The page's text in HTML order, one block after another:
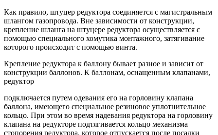
Как правило, штуцер редуктора соединяется с магистральным
шлангом газопровода. Вне зависимости от конструкции,
крепление шланга на штуцере редуктора осуществляется с
помощью специального хомутика монтажного, затягивание
которого происходит с помощью винта.
Крепление редуктора к баллону бывает разное и зависит от
конструкции баллонов. К баллонам, оснащенным клапанами,
редуктор
подключается путем одевания его на горловину клапана
баллона, имеющего специальное резиновое уплотнительное
кольцо. При этом во время надевания редуктора на горловину
клапана на редукторе подтягивается кольцо механизма
стопорения редуктора, которое отпускается после посадки